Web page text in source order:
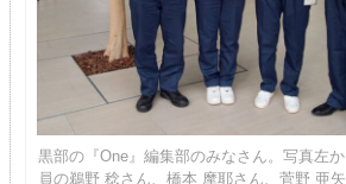
黒部の『One』編集部のみなさん。写真左
員の鵜野 稔さん、橋本 摩耶さん、菅野 亜